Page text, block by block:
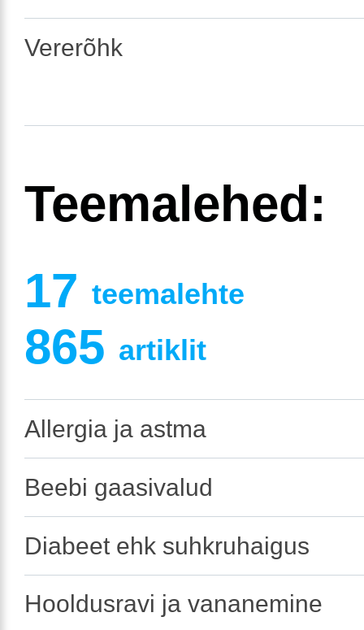
Vererõhk
Teemalehed:
17 teemalehte
865 artiklit
Allergia ja astma
Beebi gaasivalud
Diabeet ehk suhkruhaigus
Hooldusravi ja vananemine